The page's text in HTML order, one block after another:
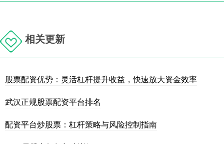
相关更新
股票配资优势：灵活杠杆提升收益，快速放大资金效率
武汉正规股票配资平台排名
配资平台炒股票：杠杆策略与风险控制指南